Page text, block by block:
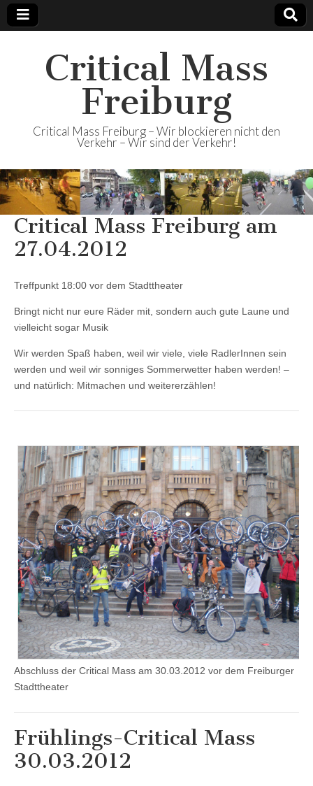
Critical Mass
Freiburg
Critical Mass Freiburg – Wir blockieren nicht den
Verkehr – Wir sind der Verkehr!
Critical Mass Freiburg am
27.04.2012
Treffpunkt 18:00 vor dem Stadttheater
Bringt nicht nur eure Räder mit, sondern auch gute Laune und
vielleicht sogar Musik
Wir werden Spaß haben, weil wir viele, viele RadlerInnen sein
werden und weil wir sonniges Sommerwetter haben werden! –
und natürlich: Mitmachen und weitererzählen!
Abschluss der Critical Mass am 30.03.2012 vor dem Freiburger
Stadttheater
Frühlings-Critical Mass
30.03.2012